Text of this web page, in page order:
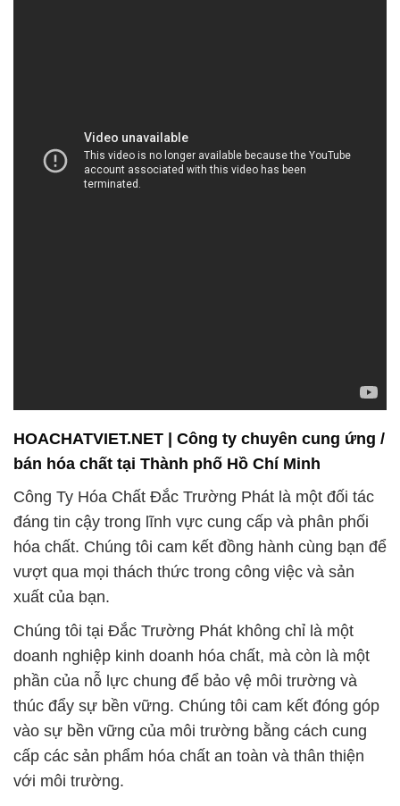
Chất lượng là ưu tiên hàng đầu của chúng tôi.
Chúng tôi duy trì quy trình kiểm tra chất lượng
chất Đắc Trường Phát tự hào là một trong những
đơn vị hàng đầu trong ngành hóa chất công nghiệp
tại Việt Nam.
Chúng tôi đặc biệt tự hào về sự đóng góp của mình
vào sự phát triển bền vững của các ngành công
nghiệp mà chúng tôi phục vụ. Hệ thống kho hàng
lớn và hiệu quả của chúng tôi đảm bảo rằng quý
khách hàng sẽ nhận được đơn hàng của mình một
cách nhanh chóng và trong tình trạng hoàn hảo.
Sản phẩm của chúng tôi được thiết kế để đáp ứng
các yêu cầu khắt khe về chất lượng và hiệu suất,
giúp khách hàng tối ưu hóa quy trình sản xuất và
tiết kiệm chi phí.
Chúng tôi luôn sẵn sàng hỗ trợ và đáp ứng mọi nhu
cầu đặc biệt của bạn, để bạn có thể đạt được sự
thành công trong kinh doanh và sản xuất của mình.